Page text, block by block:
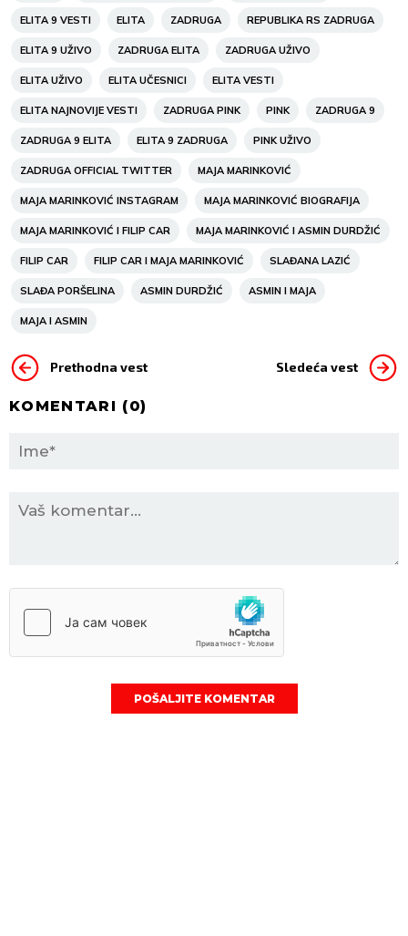
ELITA 9 VESTI ELITA ZADRUGA REPUBLIKA RS ZADRUGA
ELITA 9 UŽIVO ZADRUGA ELITA ZADRUGA UŽIVO
ELITA UŽIVO ELITA UČESNICI ELITA VESTI
ELITA NAJNOVIJE VESTI ZADRUGA PINK PINK ZADRUGA 9
ZADRUGA 9 ELITA ELITA 9 ZADRUGA PINK UŽIVO
ZADRUGA OFFICIAL TWITTER MAJA MARINKOVIĆ
MAJA MARINKOVIĆ INSTAGRAM MAJA MARINKOVIĆ BIOGRAFIJA
MAJA MARINKOVIĆ I FILIP CAR MAJA MARINKOVIĆ I ASMIN DURDŽIĆ
FILIP CAR FILIP CAR I MAJA MARINKOVIĆ SLAĐANA LAZIĆ
SLAĐA PORŠELINA ASMIN DURDŽIĆ ASMIN I MAJA
MAJA I ASMIN
Prethodna vest Sledeća vest
KOMENTARI (0)
POŠALJITE KOMENTAR